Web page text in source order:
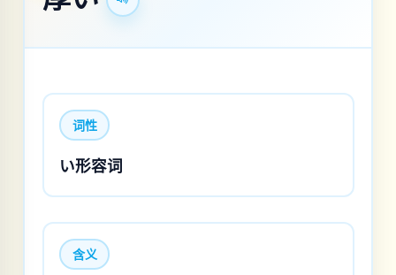
词性
い形容词
含义